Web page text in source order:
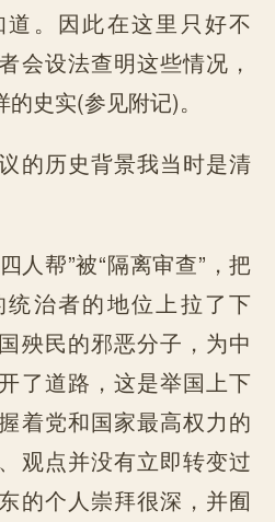
。因此在这里只好不
会设法查明这些情况，
史实(参见附记)。
的历史背景我当时是清
人帮”被“隔离审查”，把
治者的地位上拉了下
殃民的邪恶分子，为中
了道路，这是举国上下
着党和国家最高权力的
观点并没有立即转变过
的个人崇拜很深，并囿